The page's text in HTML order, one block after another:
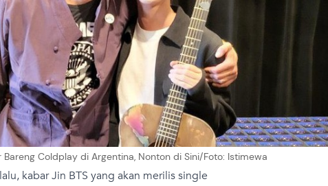
Bareng Coldplay di Argentina, Nonton di Sini/Foto: Istimewa
kabar Jin BTS yang akan merilis single